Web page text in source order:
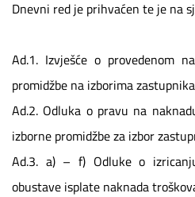
Dnevni red je prihvaćen te je na
Ad.1. Izvješće o provedenom
promidžbe na izborima
Ad.2. Odluka o pravu na
izborne promidžbe za izbor
Ad.3. a) – f) Odluke o
obustave isplate naknada